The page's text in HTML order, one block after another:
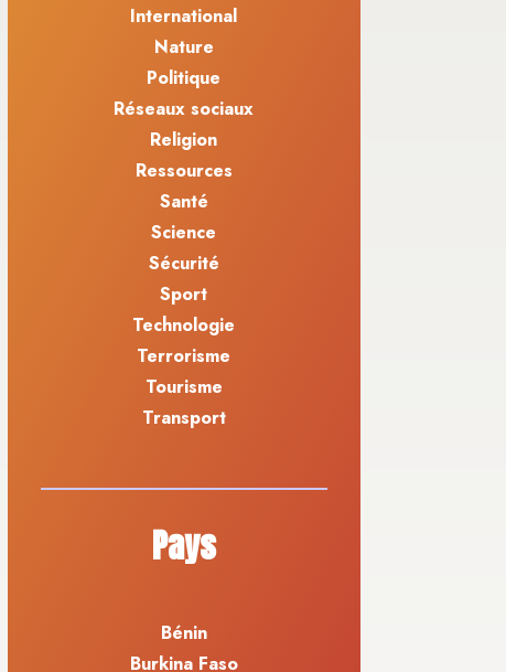
International
Nature
Politique
Réseaux sociaux
Religion
Ressources
Santé
Science
Sécurité
Sport
Technologie
Terrorisme
Tourisme
Transport
Pays
Bénin
Burkina Faso